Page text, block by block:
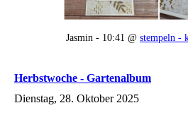
Jasmin - 10:41 @ stempeln -
Herbstwoche - Gartenalbum
Dienstag, 28. Oktober 2025